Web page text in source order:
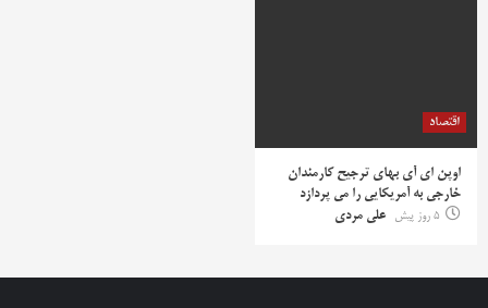
اقتصاد
اوپن ای آی بهای ترجیح کارمندان
خارجی به آمریکایی را می پردازد
5 روز پیش
علی مردی